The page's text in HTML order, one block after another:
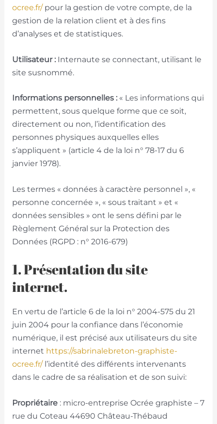
ocree.fr/pour la gestion de votre compte, de la
gestion de la relation client et à des fins
d’analyses et de statistiques.
Utilisateur :Internaute se connectant, utilisant le
site susnommé.
Informations personnelles :« Les informations qui
permettent, sous quelque forme que ce soit,
directement ou non, l’identification des
personnes physiques auxquelles elles
s’appliquent » (article 4 de la loi n° 78-17 du 6
janvier 1978).
Les termes « données à caractère personnel », «
personne concernée », « sous traitant » et «
données sensibles » ont le sens défini par le
Règlement Général sur la Protection des
Données (RGPD : n° 2016-679)
1. Présentation du site
internet.
En vertu de l’article 6 de la loi n° 2004-575 du 21
juin 2004 pour la confiance dans l’économie
numérique, il est précisé aux utilisateurs du site
internet https://sabrinalebreton-graphiste-
ocree.fr/l’identité des différents intervenants
dans le cadre de sa réalisation et de son suivi:
Propriétaire: micro-entreprise Ocrée graphiste – 7
rue du Coteau 44690 Château-Thébaud